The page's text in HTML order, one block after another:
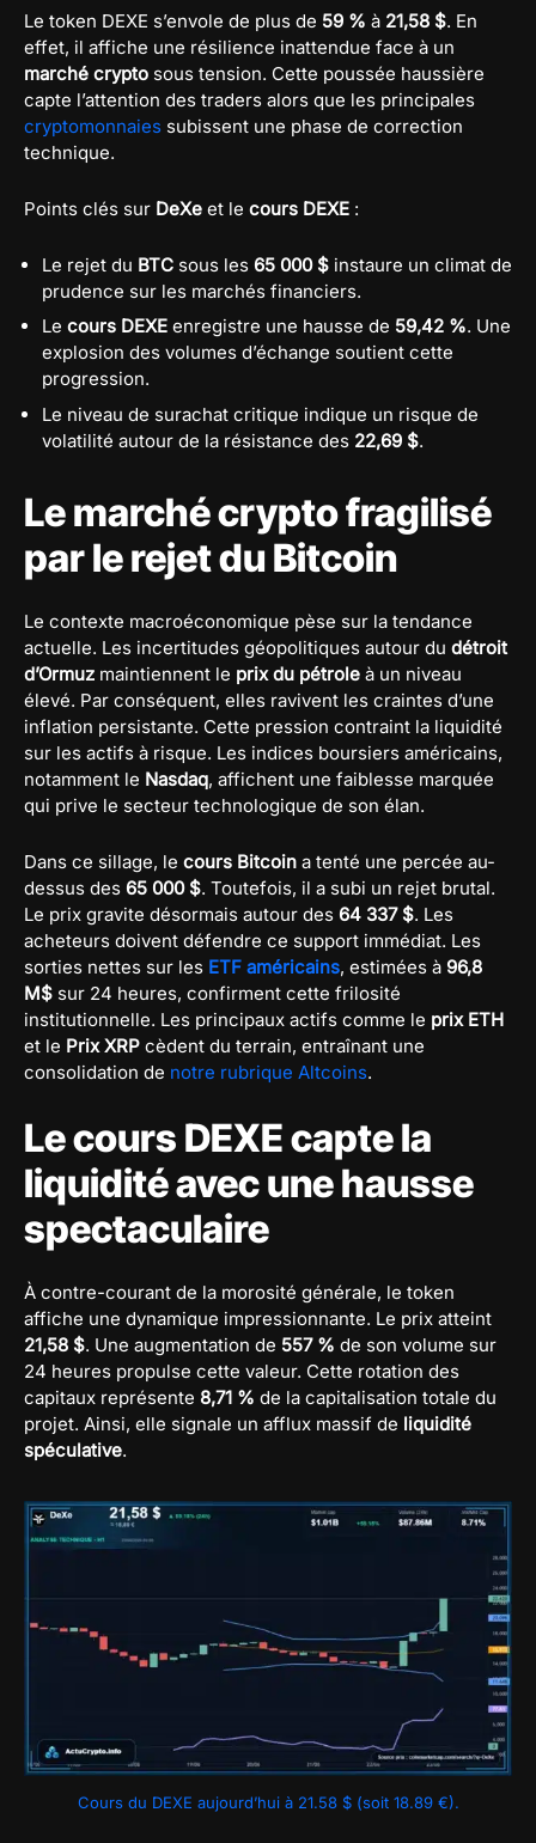
Le token DEXE s’envole de plus de 59 % à 21,58 $. En
effet, il affiche une résilience inattendue face à un
marché crypto sous tension. Cette poussée haussière
capte l’attention des traders alors que les principales
cryptomonnaies subissent une phase de correction
technique.
Points clés sur DeXe et le cours DEXE :
Le rejet du BTC sous les 65 000 $ instaure un climat de
prudence sur les marchés financiers.
Le cours DEXE enregistre une hausse de 59,42 %. Une
explosion des volumes d’échange soutient cette
progression.
Le niveau de surachat critique indique un risque de
volatilité autour de la résistance des 22,69 $.
Le marché crypto fragilisé
par le rejet du Bitcoin
Le contexte macroéconomique pèse sur la tendance
actuelle. Les incertitudes géopolitiques autour du détroit
d’Ormuz maintiennent le prix du pétrole à un niveau
élevé. Par conséquent, elles ravivent les craintes d’une
inflation persistante. Cette pression contraint la liquidité
sur les actifs à risque. Les indices boursiers américains,
notamment le Nasdaq, affichent une faiblesse marquée
qui prive le secteur technologique de son élan.
Dans ce sillage, le cours Bitcoin a tenté une percée au-
dessus des 65 000 $. Toutefois, il a subi un rejet brutal.
Le prix gravite désormais autour des 64 337 $. Les
acheteurs doivent défendre ce support immédiat. Les
sorties nettes sur les ETF américains, estimées à 96,8
M$ sur 24 heures, confirment cette frilosité
institutionnelle. Les principaux actifs comme le prix ETH
et le Prix XRP cèdent du terrain, entraînant une
consolidation de notre rubrique Altcoins.
Le cours DEXE capte la
liquidité avec une hausse
spectaculaire
À contre-courant de la morosité générale, le token
affiche une dynamique impressionnante. Le prix atteint
21,58 $. Une augmentation de 557 % de son volume sur
24 heures propulse cette valeur. Cette rotation des
capitaux représente 8,71 % de la capitalisation totale du
projet. Ainsi, elle signale un afflux massif de liquidité
spéculative.
Cours du DEXE aujourd’hui à 21.58 $ (soit 18.89 €).